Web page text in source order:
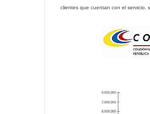
clientes que cuentan con el servicio,